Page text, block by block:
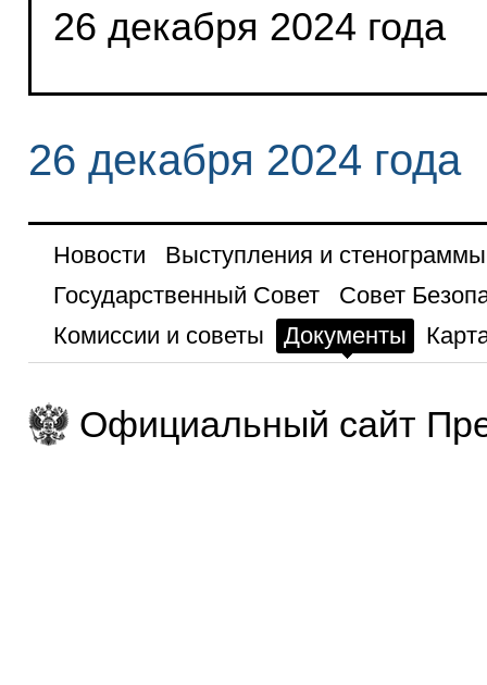
26 декабря 2024 года
26 декабря 2024 года
Новости
Выступления и стенограммы
Государственный Совет
Совет
Комиссии и советы
Документы
Официальный сайт